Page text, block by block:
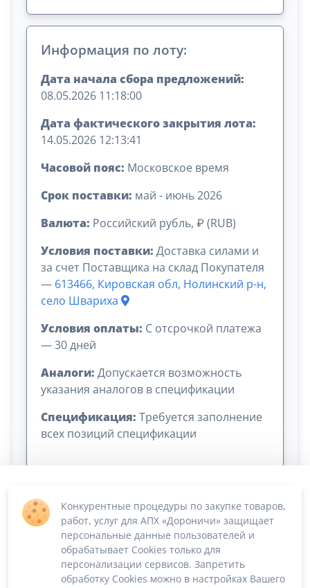
Информация по лоту:
Дата начала сбора предложений:
08.05.2026 11:18:00
Дата фактического закрытия лота:
14.05.2026 12:13:41
Часовой пояс: Московское время
Срок поставки: май - июнь 2026
Валюта: Российский рубль, ₽ (RUB)
Условия поставки: Доставка силами и
за счет Поставщика на склад Покупателя
— 613466, Кировская обл, Нолинский р-н,
село Швариха
Условия оплаты: C отсрочкой платежа
— 30 дней
Аналоги: Допускается возможность
указания аналогов в спецификации
Спецификация: Требуется заполнение
всех позиций спецификации
№ Наименование Характеристики
Плита
дорожная
Плита ПДН 6*2
м
Конкурентные процедуры по закупке товаров,
работ, услуг для АПХ «Дороничи» защищает
персональные данные пользователей и
обрабатывает Cookies только для
персонализации сервисов. Запретить
обработку Cookies можно в настройках Вашего